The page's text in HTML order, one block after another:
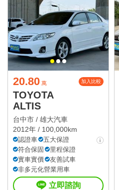
20.80 萬 加入比較
TOYOTA
ALTIS
台中市 / 雄大汽車
2012年 / 100,000km
認證車
五大保證
符合保固
里程保證
實車實價
友善試車
非多元化營業用車
立即諮詢